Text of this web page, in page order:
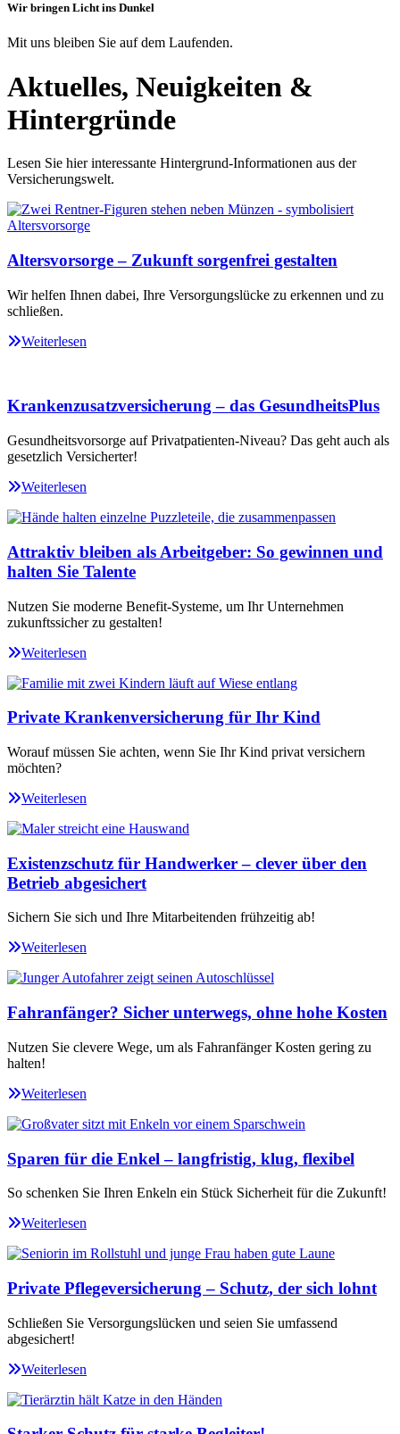
Wir bringen Licht ins Dunkel
Mit uns bleiben Sie auf dem Laufenden.
Aktuelles, Neuigkeiten &
Hintergründe
Lesen Sie hier interessante Hintergrund-Informationen aus der
Versicherungswelt.
Altersvorsorge – Zukunft sorgenfrei gestalten
Wir helfen Ihnen dabei, Ihre Versorgungslücke zu erkennen und zu
schließen.
Weiterlesen
Krankenzusatzversicherung – das GesundheitsPlus
Gesundheitsvorsorge auf Privatpatienten-Niveau? Das geht auch als
gesetzlich Versicherter!
Weiterlesen
Attraktiv bleiben als Arbeitgeber: So gewinnen und
halten Sie Talente
Nutzen Sie moderne Benefit-Systeme, um Ihr Unternehmen
zukunftssicher zu gestalten!
Weiterlesen
Private Krankenversicherung für Ihr Kind
Worauf müssen Sie achten, wenn Sie Ihr Kind privat versichern
möchten?
Weiterlesen
Existenzschutz für Handwerker – clever über den
Betrieb abgesichert
Sichern Sie sich und Ihre Mitarbeitenden frühzeitig ab!
Weiterlesen
Fahranfänger? Sicher unterwegs, ohne hohe Kosten
Nutzen Sie clevere Wege, um als Fahranfänger Kosten gering zu
halten!
Weiterlesen
Sparen für die Enkel – langfristig, klug, flexibel
So schenken Sie Ihren Enkeln ein Stück Sicherheit für die Zukunft!
Weiterlesen
Private Pflegeversicherung – Schutz, der sich lohnt
Schließen Sie Versorgungslücken und seien Sie umfassend
abgesichert!
Weiterlesen